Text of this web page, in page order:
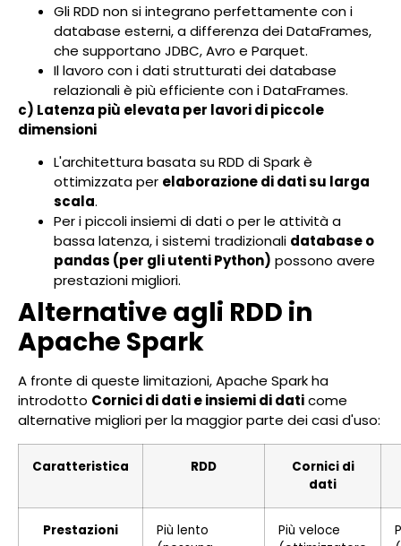
Gli RDD non si integrano perfettamente con i
database esterni, a differenza dei DataFrames,
che supportano JDBC, Avro e Parquet.
Il lavoro con i dati strutturati dei database
relazionali è più efficiente con i DataFrames.
c) Latenza più elevata per lavori di piccole
dimensioni
L'architettura basata su RDD di Spark è
ottimizzata per elaborazione di dati su larga
scala.
Per i piccoli insiemi di dati o per le attività a
bassa latenza, i sistemi tradizionali database o
pandas (per gli utenti Python) possono avere
prestazioni migliori.
Alternative agli RDD in
Apache Spark
A fronte di queste limitazioni, Apache Spark ha
introdotto Cornici di dati e insiemi di daticome
alternative migliori per la maggior parte dei casi d'uso:
Caratteristica RDD
Cornici di
dati
Prestazioni
Più lento
Più veloce